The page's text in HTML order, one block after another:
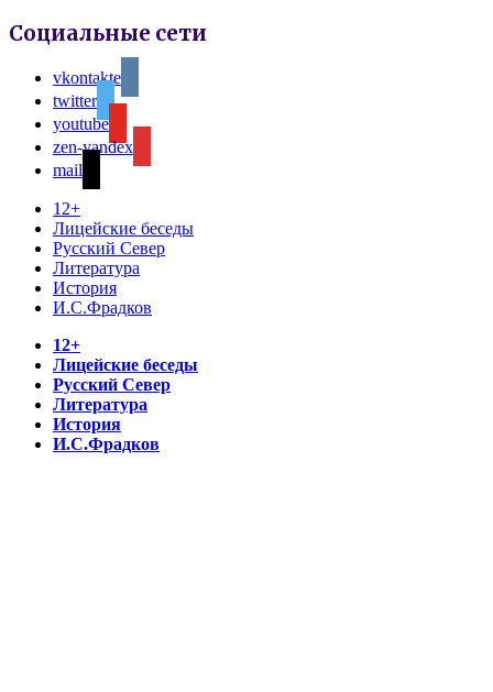
Социальные сети
vkontakte
twitter
youtube
zen-yandex
mail
12+
Лицейские беседы
Русский Север
Литература
История
И.С.Фрадков
12+
Лицейские беседы
Русский Север
Литература
История
И.С.Фрадков